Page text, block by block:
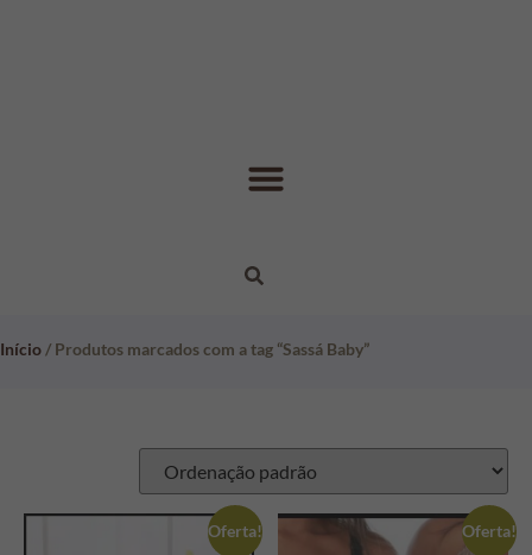
Início / Produtos marcados com a tag “Sassá Baby”
Oferta! Oferta!